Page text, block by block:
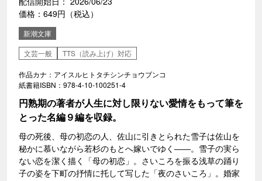
価格：649円（税込）
新潮文庫
文芸一般
TTS（読み上げ）対応
作品カナ：アイスルヒトタチシンチョウブンコ
紙書籍ISBN：978-4-10-100251-4
円熟期の著者が人生に対し限りない愛情をもって筆を
とった名編９編を収録。
母の死後、母の初恋の人、佐山に引きとられた雪子は佐山を
秘かに慕いながら若杉のもとへ嫁いでゆく――。雪子の実ら
ない恋を潔く描く「母の初恋」。さいころを振る浅草の踊り
子の姿を下町の抒情に托して写した「夜のさいころ」。婚家